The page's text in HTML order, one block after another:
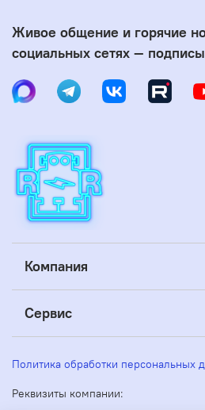
Компания
Сервис
Живое общение и горячие
социальных сетях —
Политика обработки персональных
Реквизиты компании: